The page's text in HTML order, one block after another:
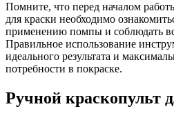
Помните, что перед началом
для краски необходимо
применению помпы и соблюдать
Правильное использование
идеального результата и
потребности в покраске.
Ручной краскопульт